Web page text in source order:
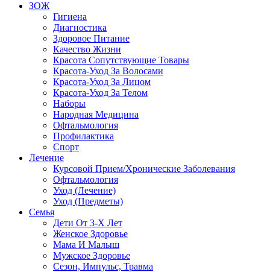
ЗОЖ
Гигиена
Диагностика
Здоровое Питание
Качество Жизни
Красота Сопутствующие Товары
Красота-Уход За Волосами
Красота-Уход За Лицом
Красота-Уход За Телом
Наборы
Народная Медицина
Офтальмология
Профилактика
Спорт
Лечение
Курсовой Прием/Хронические Заболевания
Офтальмология
Уход (Лечение)
Уход (Предметы)
Семья
Дети От 3-Х Лет
Женское Здоровье
Мама И Малыш
Мужское Здоровье
Сезон, Импульс, Травма